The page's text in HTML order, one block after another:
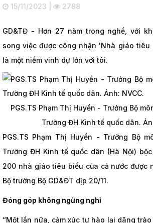
15/11/2023 | 2788
GD&TĐ - Hơn 27 năm trong nghề, với
song việc được công nhận 'Nhà giáo tiêu
là một niềm vinh dự lớn với tôi.
PGS.TS Phạm Thị Huyền - Trưởng Bộ
Trường ĐH Kinh tế quốc dân.
PGS.TS Phạm Thị Huyền - Trưởng Bộ
Trường ĐH Kinh tế quốc dân (Hà Nội)
200 nhà giáo tiêu biểu của cả nước được
Bộ trưởng Bộ GD&ĐT dịp 20/11.
Đóng góp không ngừng nghỉ
“Một lần nữa, cảm xúc tự hào lại dâng